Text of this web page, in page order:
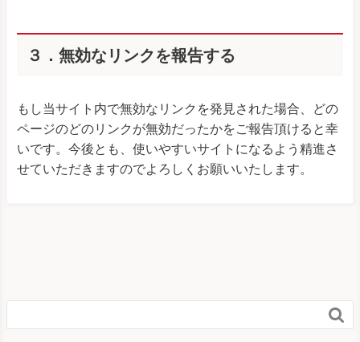
３．無効なリンクを報告する
もし当サイト内で無効なリンクを発見された場合、どの
ページのどのリンクが無効だったかをご報告頂けると幸
いです。今後とも、使いやすいサイトになるよう精進さ
せていただきますのでよろしくお願いいたします。
